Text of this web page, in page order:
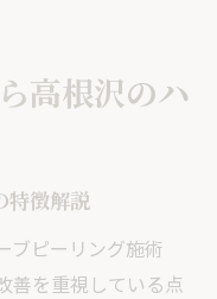
高根沢のハ
特徴解説
ブピーリング施術
善を重視している点